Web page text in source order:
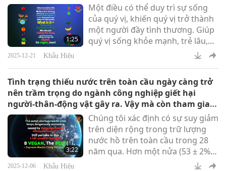
1:25
Một điều có thể duy trì sự sống
của quý vị, khiến quý vị trở thành
một người đầy tình thương. Giúp
quý vị sống khỏe mạnh, trẻ lâu,
tiết kiệm tiền bạc, và nâng cao
hữu hình lẫn vô hình. Đó là gì
Chính là những loại rau củ và trái
cây khiêm tốn! Tại sao cứ mãi như
vậy: Ăn xác chết, nhìn quanh chỉ
thấy mục rữa, trẻ cũng như già đ
2025-12-21 Khẩu Hiệu
Tình trạng thiếu nước trên toàn cầu ngày càng trở
nên trầm trọng do ngành công nghiệp giết hại
người-thân-động vật gây ra. Vậy mà còn tham gia
vào việc giết hại chính mình và những người khác
sao? HÃY ĂN THUẦN CHAY. Đó Là TỐT NHẤT!
3:22
Chúng tôi xác định có sự suy giảm
trên diện rộng trong trữ lượng
nước hồ trên toàn cầu trong 28
năm qua. Hơn một nửa (53 ± 2%)
số hồ lớn đã bị mất nước đáng kể.
2025-12-06 Khẩu Hiệu